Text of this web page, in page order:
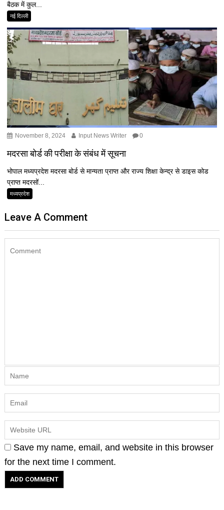
बैठक में कुल...
नई दिल्ली
November 8, 2024 Input News Writer 0
मदरसा बोर्ड की परीक्षा के संबंध में सूचना
भोपाल मध्यप्रदेश मदरसा बोर्ड से मान्यता प्राप्त और राज्य शिक्षा केन्द्र से डाइस कोड
प्राप्त मदरसों...
मध्यप्रदेश
Leave A Comment
Save my name, email, and website in this browser
for the next time I comment.